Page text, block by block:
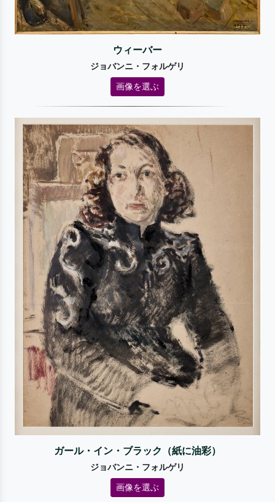
ウィーバー
ジョバンニ・フォルゲリ
画像を選ぶ
ガール・イン・ブラック（紙に油彩）
ジョバンニ・フォルゲリ
画像を選ぶ